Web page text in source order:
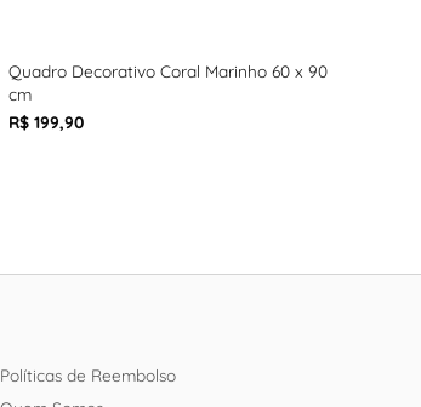
Quadro Decorativo Coral Marinho 60 x 90
cm
R$ 199,90
Políticas de Reembolso